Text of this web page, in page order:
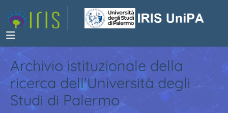
Archivio istituzionale della
ricerca dell'Università degli
Studi di Palermo